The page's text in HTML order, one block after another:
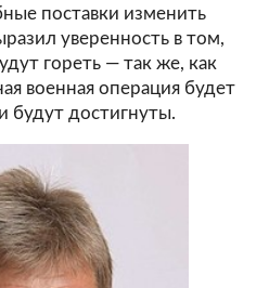
поставки изменить
уверенность в том,
гореть — так же, как
военная операция будет
будут достигнуты.